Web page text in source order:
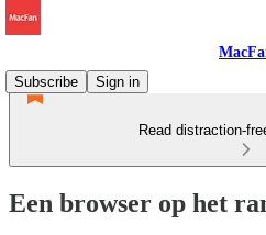
Subscribe
Sign in
Read distraction-
Een browser op het